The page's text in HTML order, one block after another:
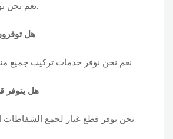
نعم نحن نوفر ضمان لمنتجاتنا.
هل
نعم نحن نوفر خدمات تركيب جميع منتجاتنا باسعار رمزية.
هل يتوفر
نحن نوفر قطع غيار لجمع الشفاطات